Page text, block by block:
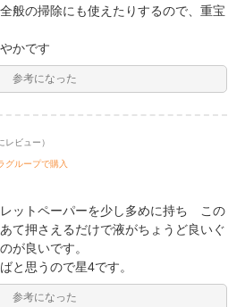
般の掃除にも使えたりするので、重宝
かです
参考になった
レビュー）
グループで購入
ットペーパーを少し多めに持ち この
て押さえるだけで液がちょうど良いぐ
が良いです。
と思うので星4です。
参考になった